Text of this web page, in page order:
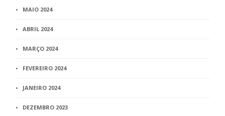
MAIO 2024
ABRIL 2024
MARÇO 2024
FEVEREIRO 2024
JANEIRO 2024
DEZEMBRO 2023